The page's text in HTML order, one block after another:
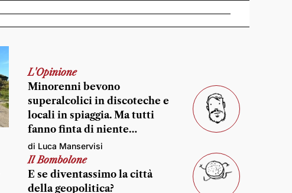
L'Opinione
Minorenni bevono
superalcolici in discoteche e
locali in spiaggia. Ma tutti
fanno finta di niente…
di Luca Manservisi
Il Bombolone
E se diventassimo la città
della geopolitica?